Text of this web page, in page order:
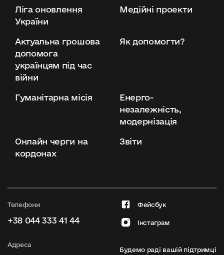
Ліга оновлення
України
Медійні проекти
Актуальна грошова
допомога
українцям під час
війни
Як допомогти?
Гуманітарна місія
Енерго-
незалежність,
модернізація
Онлайн черги на
кордонах
Звіти
Телефони
+38 044 333 41 44
Адреса
Фейсбук
Інстаграм
Будемо раді вашій підтримці